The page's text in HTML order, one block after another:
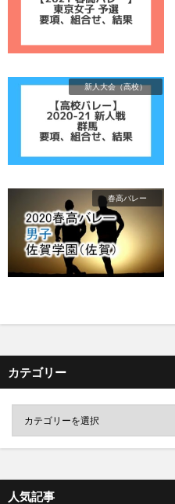
新人大会（高校）
春高バレー
カテゴリー
人気記事